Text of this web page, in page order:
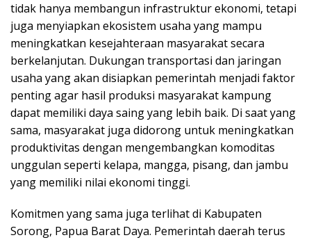
tidak hanya membangun infrastruktur ekonomi, tetapi
juga menyiapkan ekosistem usaha yang mampu
meningkatkan kesejahteraan masyarakat secara
berkelanjutan. Dukungan transportasi dan jaringan
usaha yang akan disiapkan pemerintah menjadi faktor
penting agar hasil produksi masyarakat kampung
dapat memiliki daya saing yang lebih baik. Di saat yang
sama, masyarakat juga didorong untuk meningkatkan
produktivitas dengan mengembangkan komoditas
unggulan seperti kelapa, mangga, pisang, dan jambu
yang memiliki nilai ekonomi tinggi.
Komitmen yang sama juga terlihat di Kabupaten
Sorong, Papua Barat Daya. Pemerintah daerah terus